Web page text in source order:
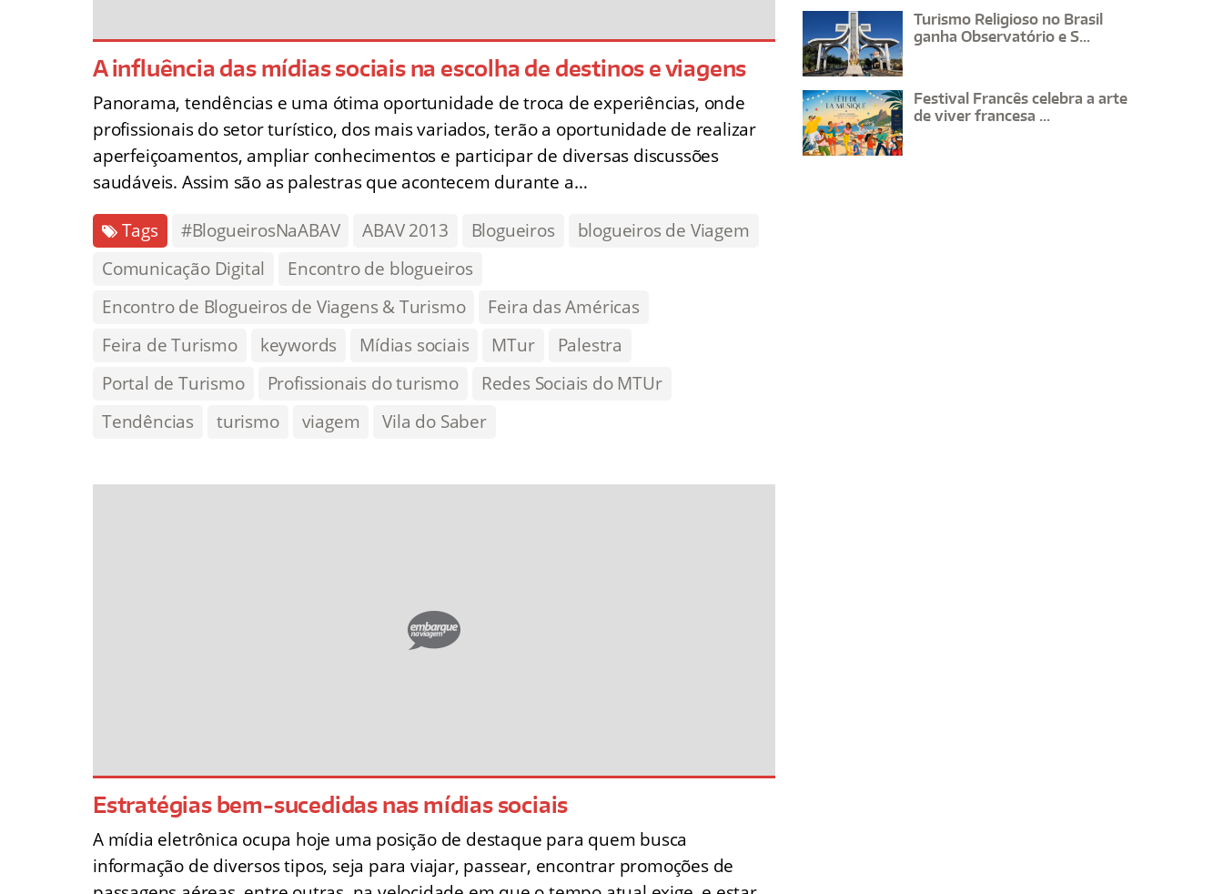
A influência das mídias sociais na escolha de destinos e viagens
Panorama, tendências e uma ótima oportunidade de troca de experiências, onde
profissionais do setor turístico, dos mais variados, terão a oportunidade de realizar
aperfeiçoamentos, ampliar conhecimentos e participar de diversas discussões
saudáveis. Assim são as palestras que acontecem durante a…
Tags #BlogueirosNaABAV ABAV 2013 Blogueiros
blogueiros de Viagem
Comunicação Digital
Encontro de blogueiros
Encontro de Blogueiros de Viagens & Turismo
Feira das Américas
Feira de Turismo
keywords Mídias sociais MTur
Palestra
Portal de Turismo
Profissionais do turismo
Redes Sociais do MTUr
Tendências
turismo viagem Vila do Saber
Estratégias bem-sucedidas nas mídias sociais
A mídia eletrônica ocupa hoje uma posição de destaque para quem busca
informação de diversos tipos, seja para viajar, passear, encontrar promoções de
Turismo Religioso no Brasil
ganha Observatório e S...
Festival Francês celebra a arte
de viver francesa ...